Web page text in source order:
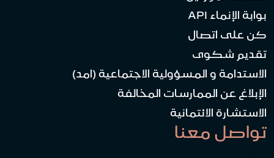
بوابة الإنماء API
كن على اتصال
تقديم شكوى
الاستدامة و المسؤولية الاجتماعية (امد)
الإبلاغ عن الممارسات المخالفة
الاستشارة الائتمانية
تواصل معنا